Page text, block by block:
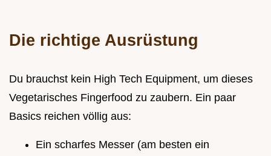
Die richtige Ausrüstung
Du brauchst kein High Tech Equipment, um dieses
Vegetarisches Fingerfood zu zaubern. Ein paar
Basics reichen völlig aus:
Ein scharfes Messer (am besten ein